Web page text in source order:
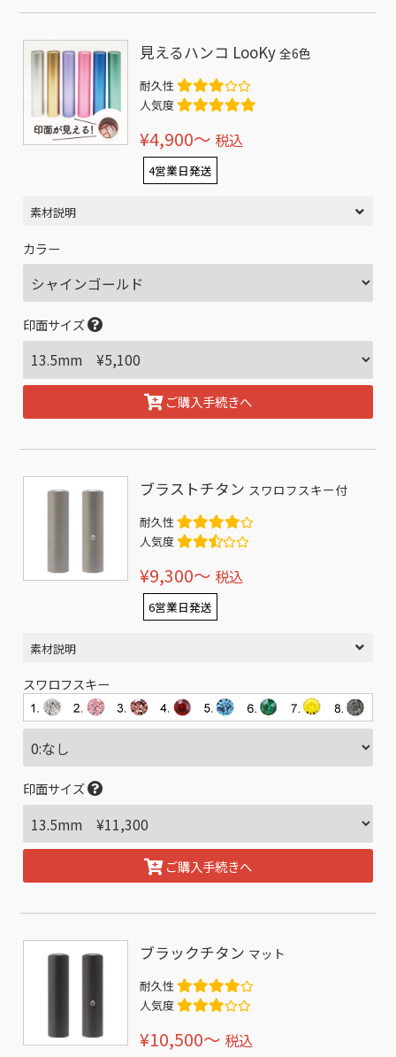
見えるハンコ LooKy全6色
耐久性
人気度
¥4,900〜 税込
4営業日発送
素材説明
カラー
印面サイズ
ご購入手続きへ
ブラストチタン スワロフスキー付
耐久性
人気度
¥9,300〜 税込
6営業日発送
素材説明
スワロフスキー
印面サイズ
ご購入手続きへ
ブラックチタン マット
耐久性
人気度
¥10,500〜 税込